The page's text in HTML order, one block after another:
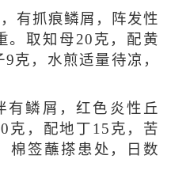
有抓痕鳞屑，阵发性
。取知母20克，配黄
克，水煎适量待凉，
有鳞屑，红色炎性丘
克，配地丁15克，苦
棉签蘸搽患处，日数